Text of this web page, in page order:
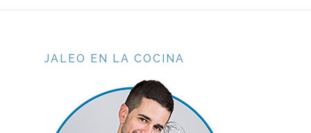
JALEO EN LA COCINA